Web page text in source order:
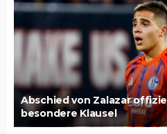
Abschied von Zalazar
besondere Klausel